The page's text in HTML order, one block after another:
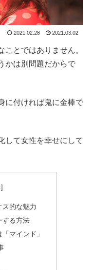
2021.02.28 2021.03.02
とではありません。
かは別問題だからで
に付ければ鬼に金棒で
して女性を幸せにして
ス的な魅力
する方法
マインド」